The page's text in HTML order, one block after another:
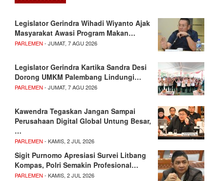
Legislator Gerindra Wihadi Wiyanto Ajak
Masyarakat Awasi Program Makan…
PARLEMEN - JUMAT, 7 AGU 2026
Legislator Gerindra Kartika Sandra Desi
Dorong UMKM Palembang Lindungi…
PARLEMEN - JUMAT, 7 AGU 2026
Kawendra Tegaskan Jangan Sampai
Perusahaan Digital Global Untung Besar,
…
PARLEMEN - KAMIS, 2 JUL 2026
Sigit Purnomo Apresiasi Survei Litbang
Kompas, Polri Semakin Profesional…
PARLEMEN - KAMIS, 2 JUL 2026